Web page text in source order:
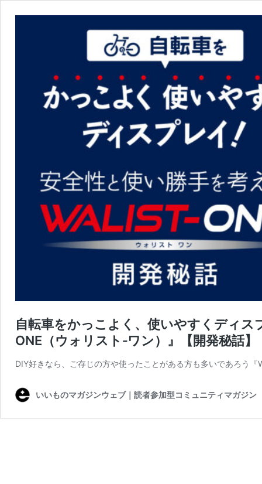
自転車をかっこよく、使いやすくディス
ONE（ウォリスト‐ワン）』【開発秘話】
DIY好きなら、ご存じの方や使ったことがある方も多いであろう
いいものマガジンウェブ｜読者参加型コミュニティマガジン